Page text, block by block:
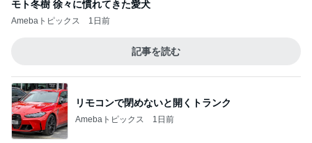
Amebaトピックス 1日前
記事を読む
リモコンで閉めないと開くトランク
Amebaトピックス 1日前